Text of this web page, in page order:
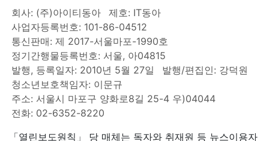
회사: (주)아이티동아
제호: IT동아
사업자등록번호: 101-86-04512
통신판매: 제 2017-서울마포-1990호
정기간행물등록번호: 서울, 아04815
발행, 등록일자: 2010년 5월 27일
발행/편집인: 강덕원
청소년보호책임자: 이문규
주소: 서울시 마포구 양화로8길 25-4 우)04044
전화: 02-6352-8220
「열린보도원칙」 당 매체는 독자와 취재원 등 뉴스이용자